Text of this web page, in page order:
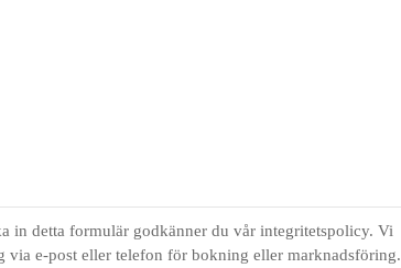
in detta formulär godkänner du vår integritetspolicy. Vi
via e-post eller telefon för bokning eller marknadsföring.